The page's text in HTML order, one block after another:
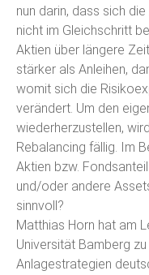
nun darin, dass sich
nicht im Gleichschritt
Aktien über längere
stärker als Anleihen,
womit sich die
verändert. Um den
wiederherzustellen,
Rebalancing fällig. Im
Aktien bzw.
und/oder andere
sinnvoll?
Matthias Horn hat am
Universität Bamberg zu
Anlagestrategien